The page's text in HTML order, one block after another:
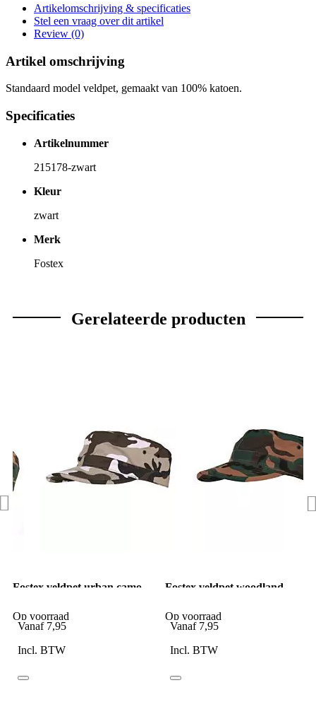
Artikelomschrijving & specificaties
Stel een vraag over dit artikel
Review (0)
Artikel omschrijving
Standaard model veldpet, gemaakt van 100% katoen.
Specificaties
Artikelnummer
215178-zwart
Kleur
zwart
Merk
Fostex
Gerelateerde producten
Fostex veldpet urban camo
Op voorraad
Vanaf 7,95
Incl. BTW
Fostex veldpet woodland
Op voorraad
Vanaf 7,95
Incl. BTW